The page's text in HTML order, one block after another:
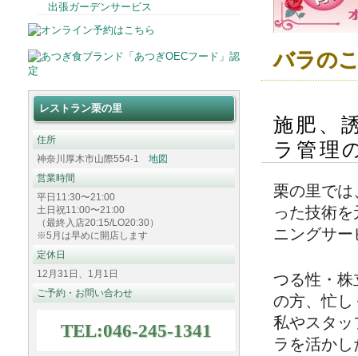
バラの
施肥、
ラ管理
栗の里では
った技術
ニングサ
つる性・株
の方、忙し
私やスタッ
ラを活か
出張ガーデンサービス
レストラン栗の里
住所
神奈川厚木市山際554-1 地図
営業時間
平日11:30〜21:00
土日祝11:00〜21:00
（最終入店20:15/LO20:30）
※5月は早めに開店します
定休日
12月31日、1月1日
ご予約・お問い合わせ
TEL:046-245-1341